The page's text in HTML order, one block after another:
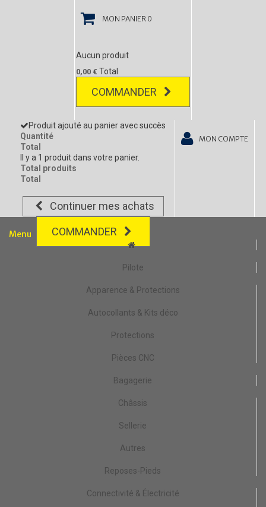
MON PANIER 0
Aucun produit
0,00 € Total
COMMANDER
Produit ajouté au panier avec succès
Quantité
Total
Il y a 1 produit dans votre panier.
Total produits
Total
Continuer mes achats
COMMANDER
MON COMPTE
Menu
Pilote
Apparence & Protections
Autocollants & Kits déco
Protections
Pièces CNC
Bagagerie
Châssis
Sellerie
Autres
Reposes-Pieds
Connectivité & Électricité